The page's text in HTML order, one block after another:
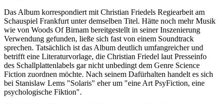
Das Album korrespondiert mit Christian Friedels Regiearbeit am
Schauspiel Frankfurt unter demselben Titel. Hätte noch mehr Musik
wie von Woods Of Birnam bereitgestellt in seiner Inszenierung
Verwendung gefunden, ließe sich fast von einem Soundtrack
sprechen. Tatsächlich ist das Album deutlich umfangreicher und
betrifft eine Literaturvorlage, die Christian Friedel laut Presseinfo
des Schallplattenlabels gar nicht unbedingt dem Genre Science
Fiction zuordnen möchte. Nach seinem Dafürhalten handelt es sich
bei Stanislaw Lems "Solaris" eher um "eine Art PsyFiction, eine
psychologische Fiktion".